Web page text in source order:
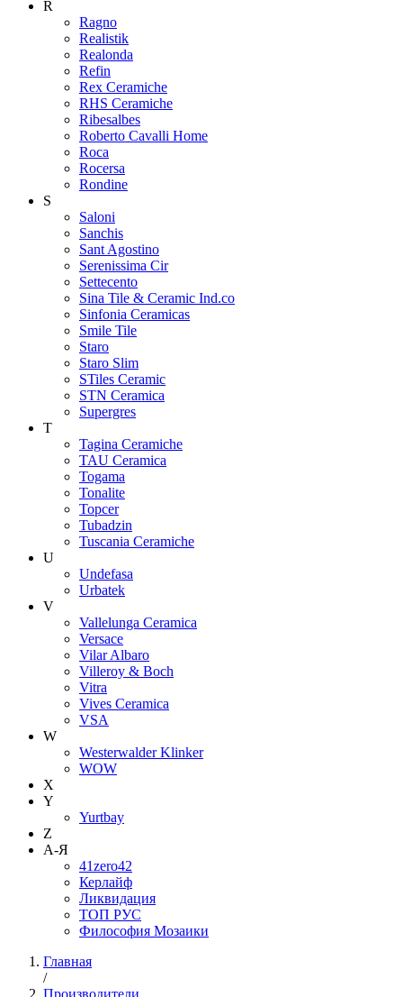
R
Ragno
Realistik
Realonda
Refin
Rex Ceramiche
RHS Ceramiche
Ribesalbes
Roberto Cavalli Home
Roca
Rocersa
Rondine
S
Saloni
Sanchis
Sant Agostino
Serenissima Cir
Settecento
Sina Tile & Ceramic Ind.co
Sinfonia Ceramicas
Smile Tile
Staro
Staro Slim
STiles Ceramic
STN Ceramica
Supergres
T
Tagina Ceramiche
TAU Ceramica
Togama
Tonalite
Topcer
Tubadzin
Tuscania Ceramiche
U
Undefasa
Urbatek
V
Vallelunga Ceramica
Versace
Vilar Albaro
Villeroy & Boch
Vitra
Vives Ceramica
VSA
W
Westerwalder Klinker
WOW
X
Y
Yurtbay
Z
А-Я
41zero42
Керлайф
Ликвидация
ТОП РУС
Философия Мозаики
Главная
/
Производители